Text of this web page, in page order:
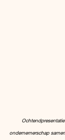
ondernemerschap